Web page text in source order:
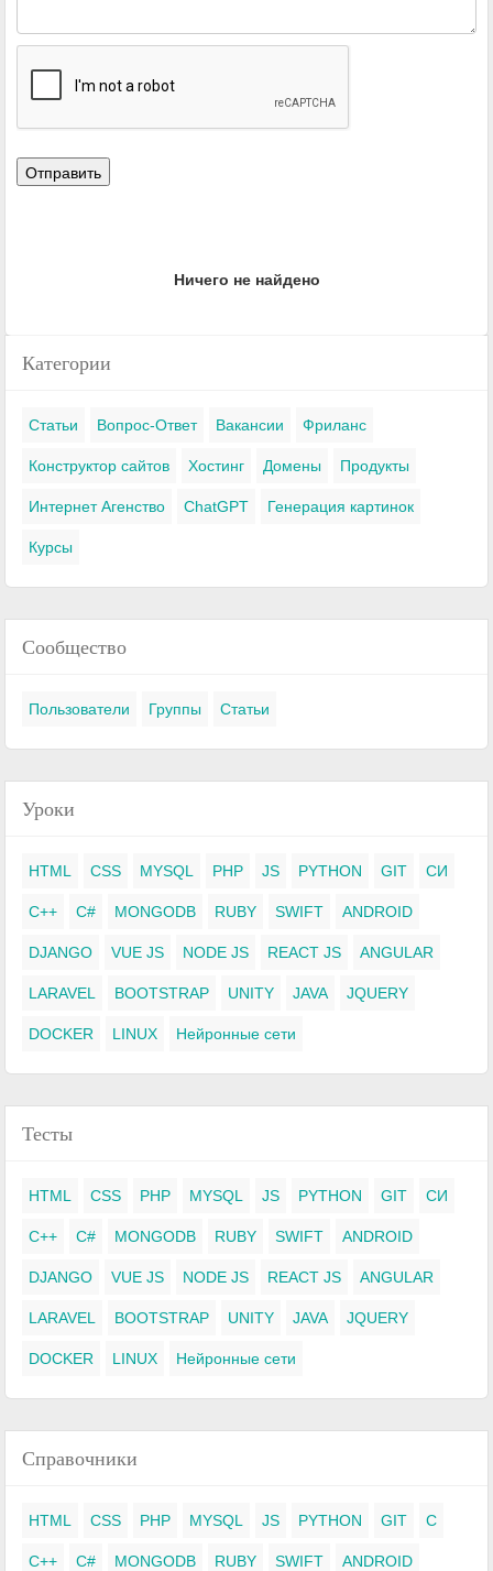
Ничего не найдено
Категории
Статьи Вопрос-Ответ Вакансии Фриланс
Конструктор сайтов Хостинг Домены Продукты
Интернет Агенство ChatGPT Генерация картинок
Курсы
Сообщество
Пользователи Группы Статьи
Уроки
HTML CSS MYSQL PHP JS PYTHON GIT СИ
C++ C# MONGODB RUBY SWIFT ANDROID
DJANGO VUE JS NODE JS REACT JS ANGULAR
LARAVEL BOOTSTRAP UNITY JAVA JQUERY
DOCKER LINUX Нейронные сети
Тесты
HTML CSS PHP MYSQL JS PYTHON GIT СИ
C++ C# MONGODB RUBY SWIFT ANDROID
DJANGO VUE JS NODE JS REACT JS ANGULAR
LARAVEL BOOTSTRAP UNITY JAVA JQUERY
DOCKER LINUX Нейронные сети
Справочники
HTML CSS PHP MYSQL JS PYTHON GIT C
C++ C# MONGODB RUBY SWIFT ANDROID